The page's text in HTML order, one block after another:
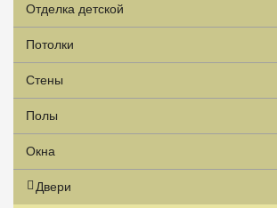
Отделка детской
Потолки
Стены
Полы
Окна
Двери